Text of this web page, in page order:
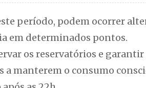
período, podem ocorrer
em determinados pontos.
os reservatórios e
a manterem o consumo